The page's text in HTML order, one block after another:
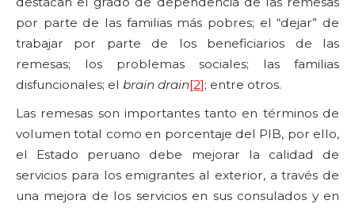
por parte de las familias más pobres; el “dejar” de
trabajar por parte de los beneficiarios de las
remesas; los problemas sociales; las familias
disfuncionales; el brain drain[2]; entre otros.
Las remesas son importantes tanto en términos de
volumen total como en porcentaje del PIB, por ello,
el Estado peruano debe mejorar la calidad de
servicios para los emigrantes al exterior, a través de
una mejora de los servicios en sus consulados y en